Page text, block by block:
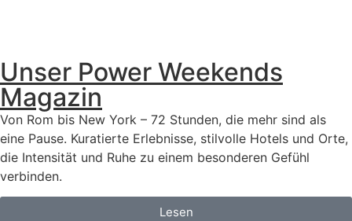
Unser Power Weekends
Magazin
Von Rom bis New York – 72 Stunden, die mehr sind als
eine Pause. Kuratierte Erlebnisse, stilvolle Hotels und Orte,
die Intensität und Ruhe zu einem besonderen Gefühl
verbinden.
Lesen